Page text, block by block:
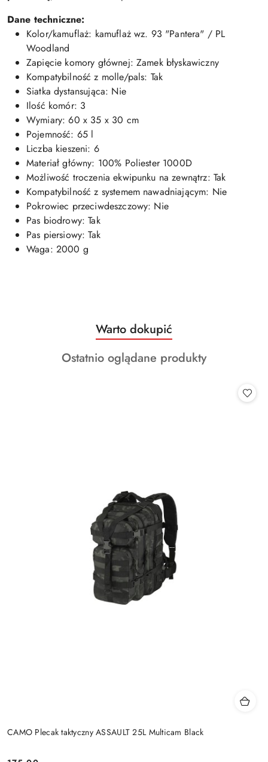
Dane techniczne:
Kolor/kamuflaż: kamuflaż wz. 93 "Pantera" / PL
Woodland
Zapięcie komory głównej: Zamek błyskawiczny
Kompatybilność z molle/pals: Tak
Siatka dystansująca: Nie
Ilość komór: 3
Wymiary: 60 x 35 x 30 cm
Pojemność: 65 l
Liczba kieszeni: 6
Materiał główny: 100% Poliester 1000D
Możliwość troczenia ekwipunku na zewnątrz: Tak
Kompatybilność z systemem nawadniającym: Nie
Pokrowiec przeciwdeszczowy: Nie
Pas biodrowy: Tak
Pas piersiowy: Tak
Waga: 2000 g
Pomiń karuzelę produktów
Produkty
o
statusie:
Warto dokupić
Produkty
Ostatnio oglądane produkty
CAMO Plecak taktyczny ASSAULT 25L Multicam Black